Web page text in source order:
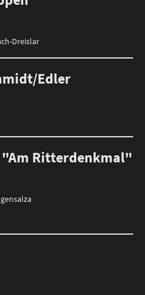
Dreislar
Edler
Ritterdenkmal"